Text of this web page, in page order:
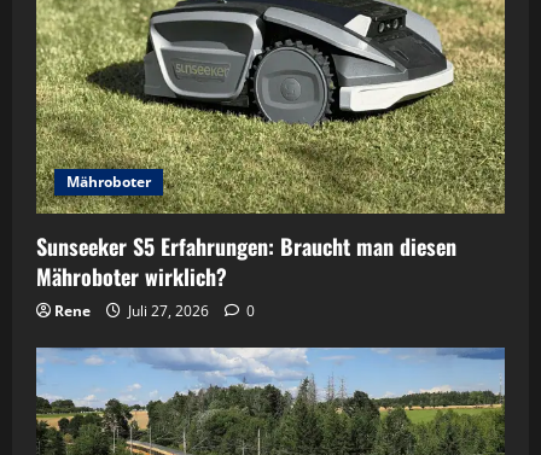
Mähroboter
Sunseeker S5 Erfahrungen: Braucht man diesen
Mähroboter wirklich?
Rene Juli 27, 2026 0